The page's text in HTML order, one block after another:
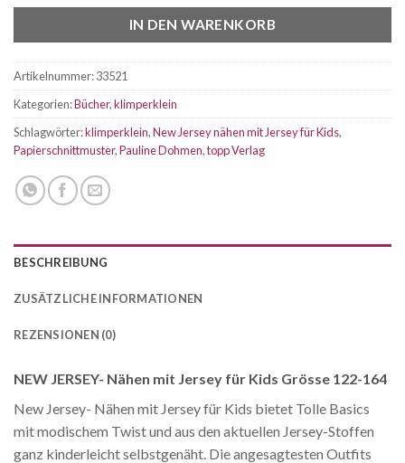
IN DEN WARENKORB
Artikelnummer:33521
Kategorien:Bücher,klimperklein
Schlagwörter:klimperklein,New Jersey nähen mit Jersey für Kids,
Papierschnittmuster,Pauline Dohmen,topp Verlag
BESCHREIBUNG
ZUSÄTZLICHE INFORMATIONEN
REZENSIONEN (0)
NEW JERSEY- Nähen mit Jersey für Kids Grösse 122-164
New Jersey- Nähen mit Jersey für Kids bietet Tolle Basics
mit modischem Twist und aus den aktuellen Jersey-Stoffen
ganz kinderleicht selbstgenäht. Die angesagtesten Outfits